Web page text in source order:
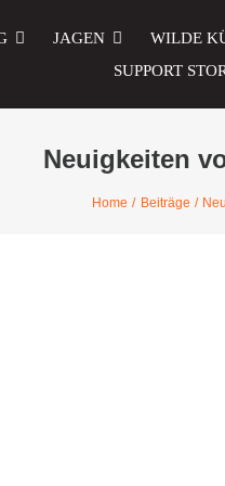
JAGEN WILDE
SUPPORT
Neuigkeiten
Home Beiträge